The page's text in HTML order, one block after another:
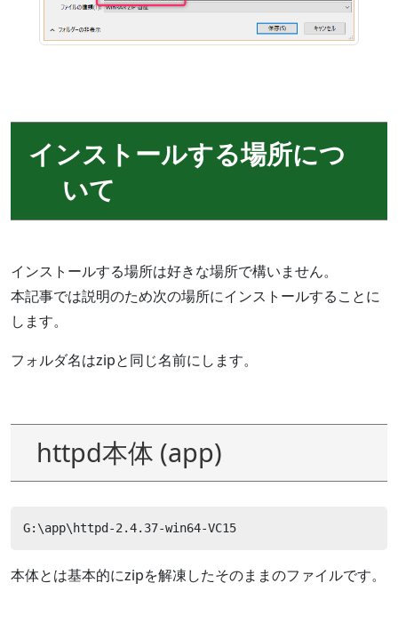
インストールする場所につ
いて
インストールする場所は好きな場所で構いません。
本記事では説明のため次の場所にインストールすることに
します。
フォルダ名はzipと同じ名前にします。
httpd本体 (app)
G:\app\httpd-2.4.37-win64-VC15
本体とは基本的にzipを解凍したそのままのファイルです。